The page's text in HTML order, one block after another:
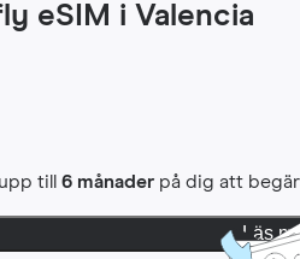
eSIM i Valencia
upp till6 månader på dig att
Läs